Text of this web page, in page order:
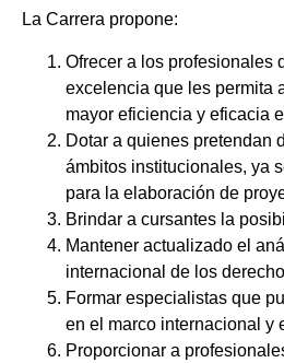
La Carrera propone:
Ofrecer a los profesionales
excelencia que les permita
mayor eficiencia y eficacia
Dotar a quienes pretendan
ámbitos institucionales, ya
para la elaboración de
Brindar a cursantes la
Mantener actualizado el
internacional de los
Formar especialistas que
en el marco internacional y
Proporcionar a